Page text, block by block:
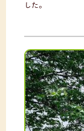
した。